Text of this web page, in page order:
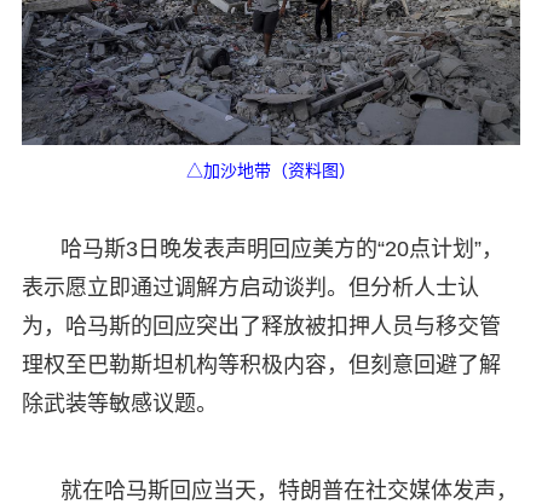
△加沙地带（资料图）
哈马斯3日晚发表声明回应美方的“20点计划”，
表示愿立即通过调解方启动谈判。但分析人士认
为，哈马斯的回应突出了释放被扣押人员与移交管
理权至巴勒斯坦机构等积极内容，但刻意回避了解
除武装等敏感议题。
就在哈马斯回应当天，特朗普在社交媒体发声，